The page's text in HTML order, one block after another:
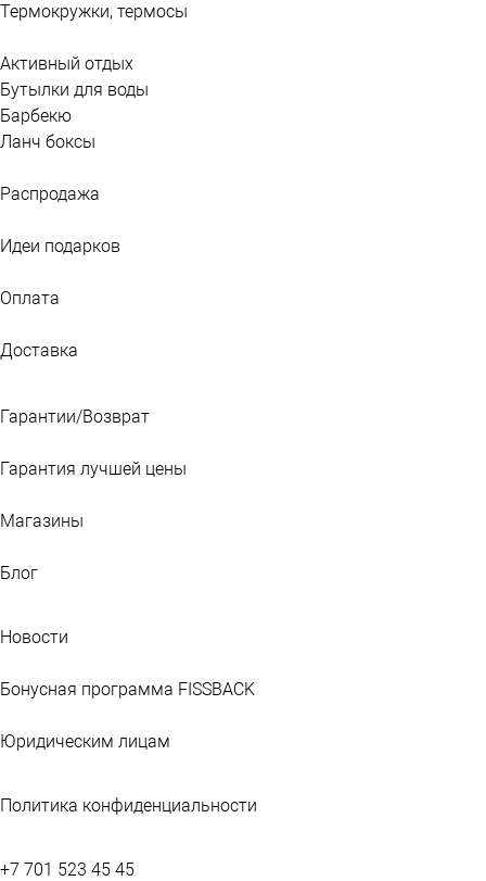
Термокружки, термосы
Активный отдых
Бутылки для воды
Барбекю
Ланч боксы
Распродажа
Идеи подарков
Оплата
Доставка
Гарантии/Возврат
Гарантия лучшей цены
Магазины
Блог
Новости
Бонусная программа FISSBACK
Юридическим лицам
Политика конфиденциальности
+7 701 523 45 45